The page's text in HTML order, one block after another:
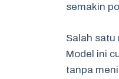
semakin
Salah satu
Model ini
tanpa